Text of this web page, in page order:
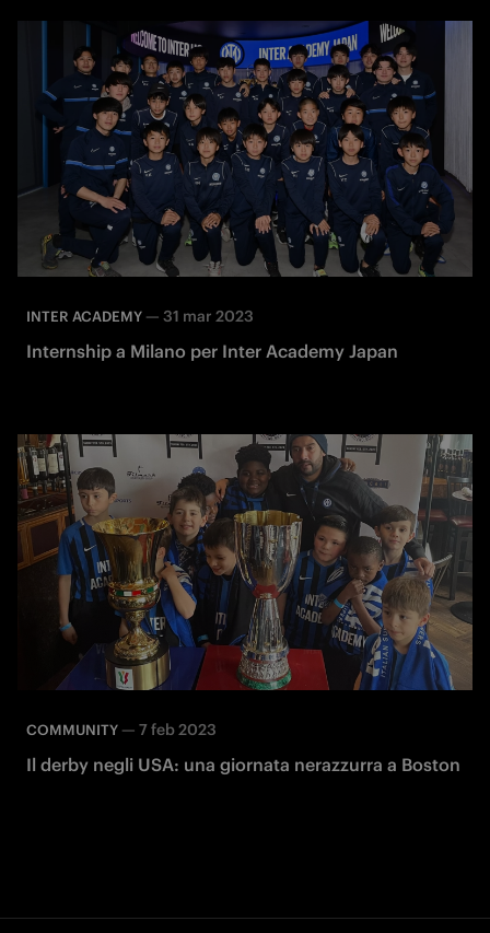
INTER ACADEMY — 31 mar 2023
Internship a Milano per Inter Academy Japan
COMMUNITY — 7 feb 2023
Il derby negli USA: una giornata nerazzurra a Boston